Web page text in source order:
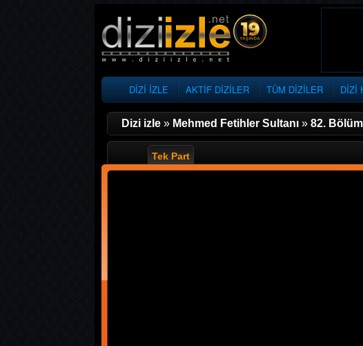
DİZİ İZLE AKTİF DİZİLER TÜM DİZİLER DİZİ
Dizi izle » Mehmed Fetihler Sultanı » 82. Bölüm
Tek Part